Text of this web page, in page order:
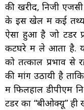
की खरीद, निजी
के इस खेल में कई तथ्य
ऐसा हुआ है जो टेंडर
कटघरे में ले आता है.
को तत्काल प्रभाव से
की मांग उठायी है
में फिलहाल डीपीएम
टेंडर का “बीओक्यू” ही